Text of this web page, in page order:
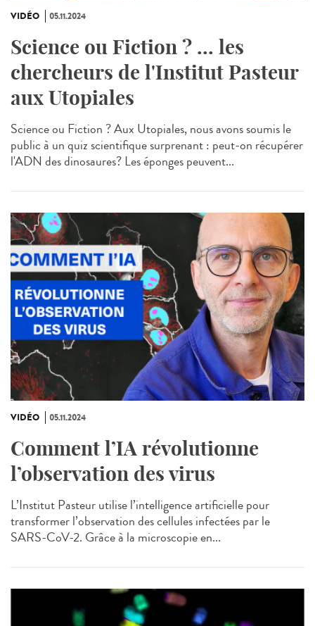
VIDÉO 05.11.2024
Science ou Fiction ? ... les
chercheurs de l'Institut Pasteur
aux Utopiales
Science ou Fiction ? Aux Utopiales, nous avons soumis le
public à un quiz scientifique surprenant : peut-on récupérer
l'ADN des dinosaures? Les éponges peuvent...
VIDÉO 05.11.2024
Comment l’IA révolutionne
l’observation des virus
L’Institut Pasteur utilise l’intelligence artificielle pour
transformer l’observation des cellules infectées par le
SARS-CoV-2. Grâce à la microscopie en...